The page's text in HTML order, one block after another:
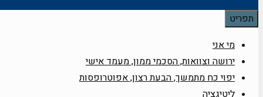
תפריט
מי אני
ירושה וצוואות, הסכמי ממון, מעמד אישי
יפוי כח מתמשך, הבעת רצון, אפוטרופסות